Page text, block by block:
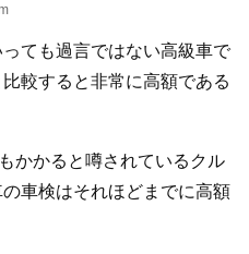
ても過言ではない高級車で
較すると非常に高額である
かかると噂されているクル
車検はそれほどまでに高額